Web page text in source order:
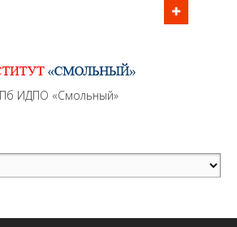
дни с 9:00 до 21:00 МСК
+7 (981) 190-30-30
ИДПО «Смольный»